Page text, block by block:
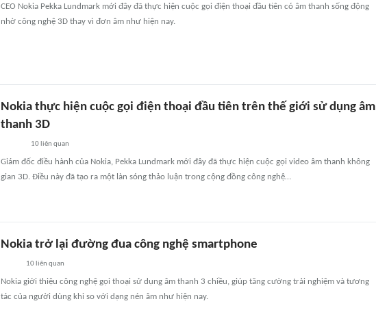
CEO Nokia Pekka Lundmark mới đây đã thực hiện cuộc gọi điện thoại đầu tiên có âm thanh sống động
nhờ công nghệ 3D thay vì đơn âm như hiện nay.
Nokia thực hiện cuộc gọi điện thoại đầu tiên trên thế giới sử dụng âm
thanh 3D
10 liên quan
Giám đốc điều hành của Nokia, Pekka Lundmark mới đây đã thực hiện cuộc gọi video âm thanh không
gian 3D. Điều này đã tạo ra một làn sóng thảo luận trong cộng đồng công nghệ…
Nokia trở lại đường đua công nghệ smartphone
10liên quan
Nokia giới thiệu công nghệ gọi thoại sử dụng âm thanh 3 chiều, giúp tăng cường trải nghiệm và tương
tác của người dùng khi so với dạng nén âm như hiện nay.